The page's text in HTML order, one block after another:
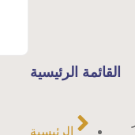
القائمة الرئيسية
الرئيسية